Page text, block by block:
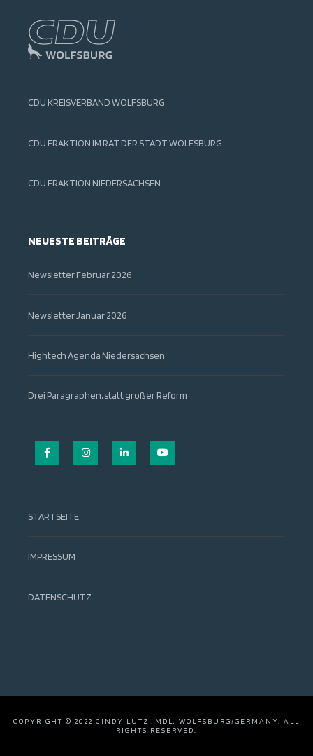
CDU KREISVERBAND WOLFSBURG
CDU FRAKTION IM RAT DER STADT WOLFSBURG
CDU FRAKTION NIEDERSACHSEN
NEUESTE BEITRÄGE
Newsletter Februar 2026
Newsletter Januar 2026
Hightech Agenda Niedersachsen
Drei Paragraphen, statt großer Reform
Facebook Instagram LinkedIn
STARTSEITE
IMPRESSUM
DATENSCHUTZ
COPYRIGHT © 2022 CINDY LUTZ, MDL, WOLFSBURG/GERMANY. ALL
RIGHTS RESERVED.